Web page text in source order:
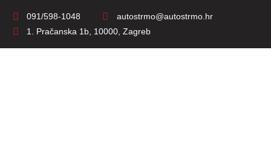
091/598-1048
autostrmo@autostrmo.hr
1. Pračanska 1b, 10000, Zagreb